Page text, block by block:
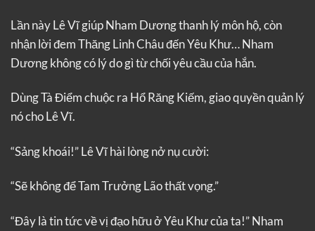
Lần này Lê Vĩ giúp Nham Dương thanh lý môn hộ, còn
nhận lời đem Thăng Linh Châu đến Yêu Khư… Nham
Dương không có lý do gì từ chối yêu cầu của hắn.
Dùng Tà Điểm chuộc ra Hổ Răng Kiếm, giao quyền quản lý
nó cho Lê Vĩ.
“Sảng khoái!” Lê Vĩ hài lòng nở nụ cười:
“Sẽ không để Tam Trưởng Lão thất vọng.”
“Đây là tin tức về vị đạo hữu ở Yêu Khư của ta!” Nham